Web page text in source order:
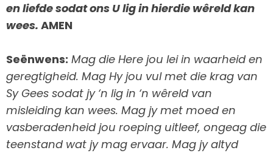
en liefde sodat ons U lig in hierdie wêreld kan
wees. AMEN
Seënwens: Mag die Here jou lei in waarheid en
geregtigheid. Mag Hy jou vul met die krag van
Sy Gees sodat jy ‘n lig in ‘n wêreld van
misleiding kan wees. Mag jy met moed en
vasberadenheid jou roeping uitleef, ongeag die
teenstand wat jy mag ervaar. Mag jy altyd